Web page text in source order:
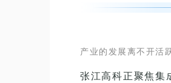
产业的发展离不开活
张江高科正聚焦集